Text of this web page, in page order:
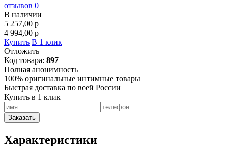
отзывов 0
В наличии
5 257,00 p
4 994,00 p
Купить В 1 клик
Отложить
Код товара: 897
Полная анонимность
100% оригинальные интимные товары
Быстрая доставка по всей России
Купить в 1 клик
Заказать
Характеристики